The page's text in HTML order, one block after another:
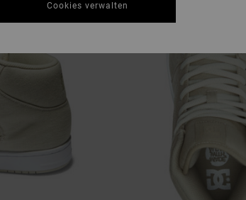
Cookies verwalten